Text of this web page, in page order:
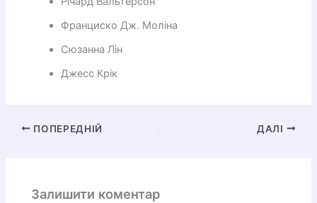
Франциско Дж. Моліна
Сюзанна Лін
Джесс Крік
ПОПЕРЕДНІЙ ДАЛІ
Залишити коментар